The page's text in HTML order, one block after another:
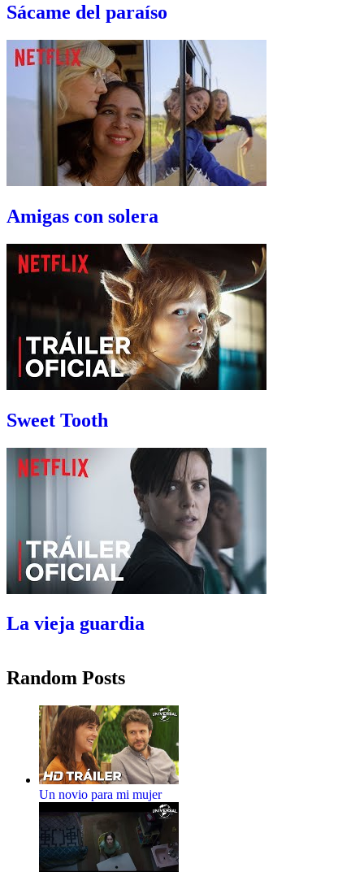
Sácame del paraíso
Amigas con solera
Sweet Tooth
La vieja guardia
Random Posts
Un novio para mi mujer